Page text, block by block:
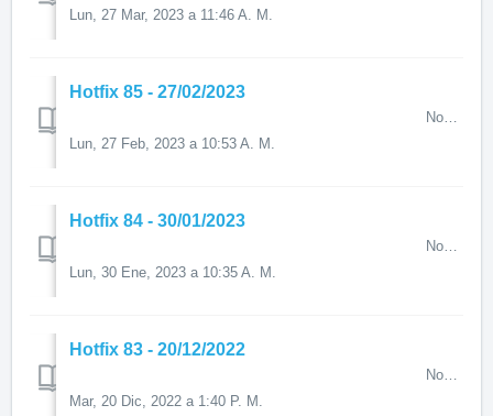
Lun, 27 Mar, 2023 a 11:46 A. M.
Hotfix 85 - 27/02/2023
Novedades destacadas en el Hotfix 85 A continuación, a través...
Lun, 27 Feb, 2023 a 10:53 A. M.
Hotfix 84 - 30/01/2023
Novedades destacadas en el Hotfix 84 A continuación, ...
Lun, 30 Ene, 2023 a 10:35 A. M.
Hotfix 83 - 20/12/2022
Novedades destacadas en el Hotfix 83 A continuación, a través...
Mar, 20 Dic, 2022 a 1:40 P. M.